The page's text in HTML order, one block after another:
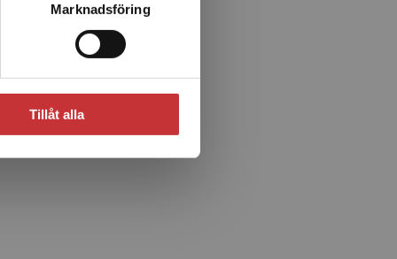
Marknadsföring
Tillåt alla